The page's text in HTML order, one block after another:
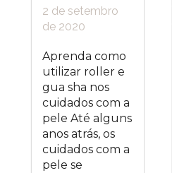
2 de setembro
de 2020
Aprenda como
utilizar roller e
gua sha nos
cuidados com a
pele Até alguns
anos atrás, os
cuidados com a
pele se